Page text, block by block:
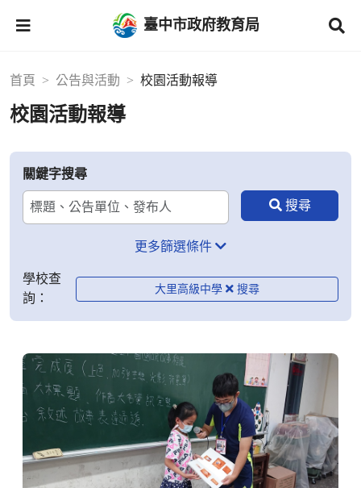
臺中市政府教育局
首頁 公告與活動 校園活動報導
校園活動報導
關鍵字搜尋
更多篩選條件
學校查
詢：
大里高級中學